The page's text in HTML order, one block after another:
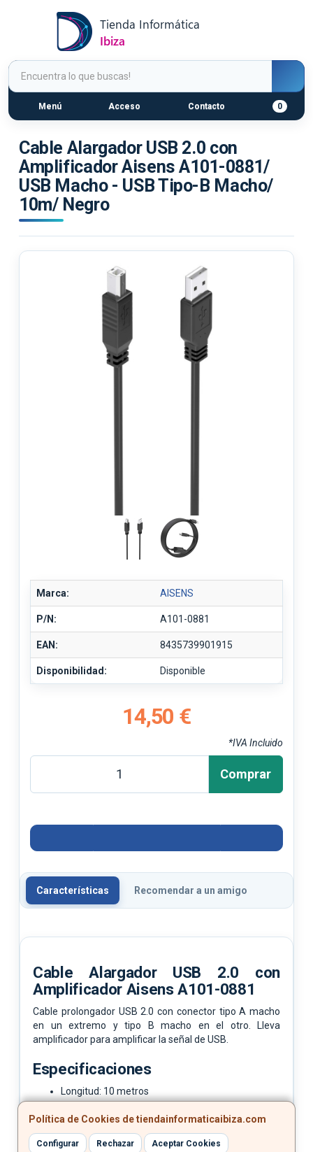
Menú Acceso Contacto 0
Cable Alargador USB 2.0 con
Amplificador Aisens A101-0881/
USB Macho - USB Tipo-B Macho/
10m/ Negro
Marca: AISENS
P/N: A101-0881
EAN: 8435739901915
Disponibilidad: Disponible
14,50 €
*IVA Incluido
Comprar
Características Recomendar a un amigo
Cable Alargador USB 2.0 con
Amplificador Aisens A101-0881
Cable prolongador USB 2.0 con conector tipo A macho
en un extremo y tipo B macho en el otro. Lleva
amplificador para amplificar la señal de USB.
Especificaciones
Longitud: 10 metros
Color: Negro
Normativas: RoHS, CE
Test de funcionamiento: 100% testeado
Política de Cookies de tiendainformaticaibiza.com
Configurar Rechazar Aceptar Cookies